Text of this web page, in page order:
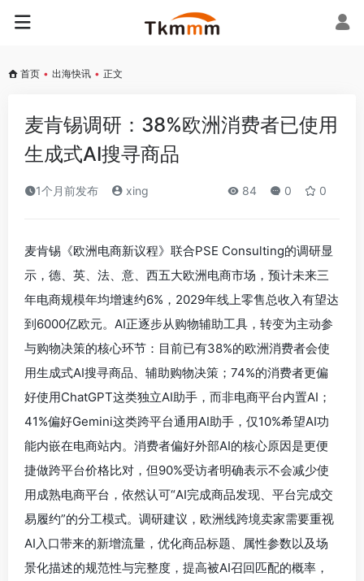
首页 • 出海快讯 • 正文
麦肯锡调研：38%欧洲消费者已使用
生成式AI搜寻商品
1个月前发布 xing 84 0 0
麦肯锡《欧洲电商新议程》联合PSE Consulting的调研显
示，德、英、法、意、西五大欧洲电商市场，预计未来三
年电商规模年均增速约6%，2029年线上零售总收入有望达
到6000亿欧元。AI正逐步从购物辅助工具，转变为主动参
与购物决策的核心环节：目前已有38%的欧洲消费者会使
用生成式AI搜寻商品、辅助购物决策；74%的消费者更偏
好使用ChatGPT这类独立AI助手，而非电商平台内置AI；
41%偏好Gemini这类跨平台通用AI助手，仅10%希望AI功
能内嵌在电商站内。消费者偏好外部AI的核心原因是更便
捷做跨平台价格比对，但90%受访者明确表示不会减少使
用成熟电商平台，依然认可“AI完成商品发现、平台完成交
易履约”的分工模式。调研建议，欧洲线跨境卖家需要重视
AI入口带来的新增流量，优化商品标题、属性参数以及场
景化描述的规范性与完整度，提高被AI召回匹配的概率，